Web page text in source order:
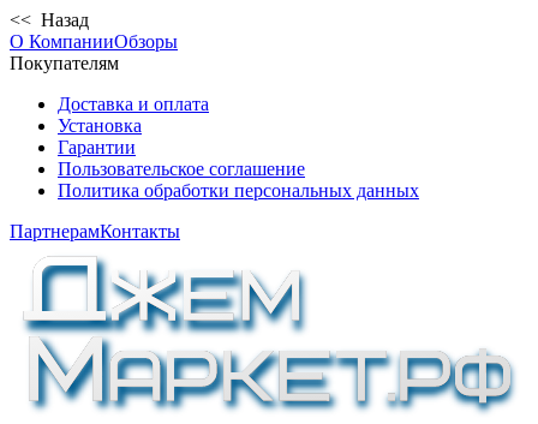
<< Назад
О КомпанииОбзоры
Покупателям
Доставка и оплата
Установка
Гарантии
Пользовательское соглашение
Политика обработки персональных данных
ПартнерамКонтакты